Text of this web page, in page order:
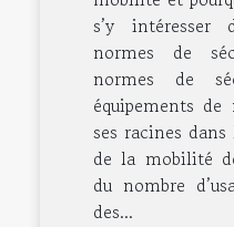
s’y intéresser
normes de
normes de
équipements
ses racines
de la mobilité
du nombre
des...